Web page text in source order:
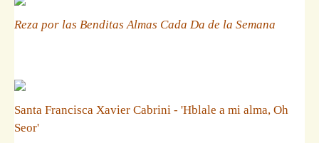
Reza por las Benditas Almas Cada Da de la Semana
Santa Francisca Xavier Cabrini - 'Hblale a mi alma, Oh
Seor'